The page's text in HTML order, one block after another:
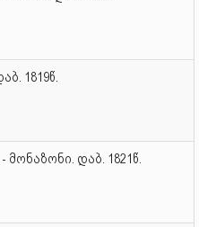
1819წ.
დაბ. 1821წ.